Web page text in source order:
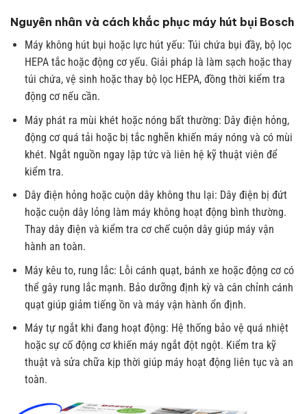
Nguyên nhân và cách khắc phục máy hút bụi Bosch
Máy không hút bụi hoặc lực hút yếu: Túi chứa bụi đầy, bộ lọc
HEPA tắc hoặc động cơ yếu. Giải pháp là làm sạch hoặc thay
túi chứa, vệ sinh hoặc thay bộ lọc HEPA, đồng thời kiểm tra
động cơ nếu cần.
Máy phát ra mùi khét hoặc nóng bất thường: Dây điện hỏng,
động cơ quá tải hoặc bị tắc nghẽn khiến máy nóng và có mùi
khét. Ngắt nguồn ngay lập tức và liên hệ kỹ thuật viên để
kiểm tra.
Dây điện hỏng hoặc cuộn dây không thu lại: Dây điện bị đứt
hoặc cuộn dây lỏng làm máy không hoạt động bình thường.
Thay dây điện và kiểm tra cơ chế cuộn dây giúp máy vận
hành an toàn.
Máy kêu to, rung lắc: Lỗi cánh quạt, bánh xe hoặc động cơ có
thể gây rung lắc mạnh. Bảo dưỡng định kỳ và cân chỉnh cánh
quạt giúp giảm tiếng ồn và máy vận hành ổn định.
Máy tự ngắt khi đang hoạt động: Hệ thống bảo vệ quá nhiệt
hoặc sự cố động cơ khiến máy ngắt đột ngột. Kiểm tra kỹ
thuật và sửa chữa kịp thời giúp máy hoạt động liên tục và an
toàn.